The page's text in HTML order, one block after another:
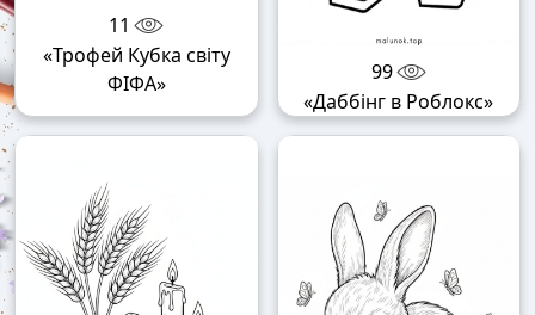
11
«Трофей Кубка світу
ФІФА»
99
«Даббінг в Роблокс»